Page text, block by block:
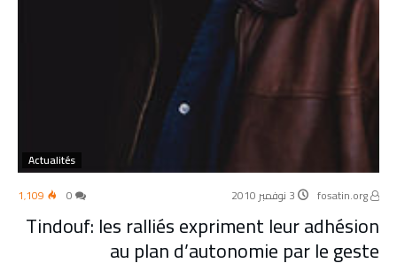
Actualités
3 نوفمبر 2010 1٬109
Tindouf: les ralliés expriment leur adhésion
au plan d’autonomie par le geste